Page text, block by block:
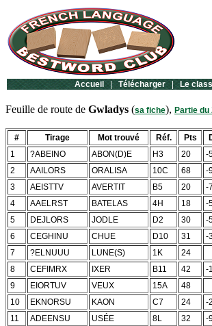
Accueil | Télécharger | Le
Feuille de route de Gwladys (sa fiche), Partie
# Tirage Mot trouvé Réf. Pts
1
?ABEINO ABON(D)E H3 20 -
2
AAILORS ORALISA 10C 68 -
3
AEISTTV AVERTIT B5 20 -
4
AAELRST BATELAS 4H 18 -
5
DEJLORS JODLE D2 30 -
6
CEGHINU CHUE D10 31 -
7
?ELNUUU LUNE(S) 1K 24
8
CEFIMRX IXER B11 42 -
9
EIORTUV VEUX 15A 48
10
EKNORSU KAON C7 24 -
11
ADEENSU USÉE 8L 32 -